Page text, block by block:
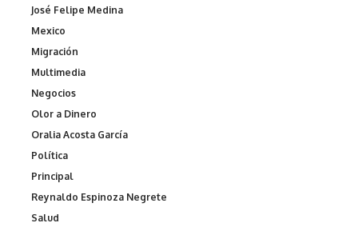
José Felipe Medina
Mexico
Migración
Multimedia
Negocios
Olor a Dinero
Oralia Acosta García
Política
Principal
Reynaldo Espinoza Negrete
Salud